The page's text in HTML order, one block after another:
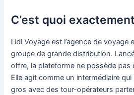
C’est quoi
Lidl Voyage est l’agence de voyage
groupe de grande distribution.
offre, la plateforme ne possède pas
Elle agit comme un intermédiaire
gros avec des tour-opérateurs